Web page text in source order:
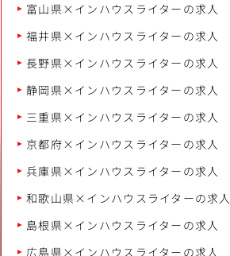
富山県×インハウスライターの求人
福井県×インハウスライターの求人
長野県×インハウスライターの求人
静岡県×インハウスライターの求人
三重県×インハウスライターの求人
京都府×インハウスライターの求人
兵庫県×インハウスライターの求人
和歌山県×インハウスライターの求人
島根県×インハウスライターの求人
広島県×インハウスライターの求人